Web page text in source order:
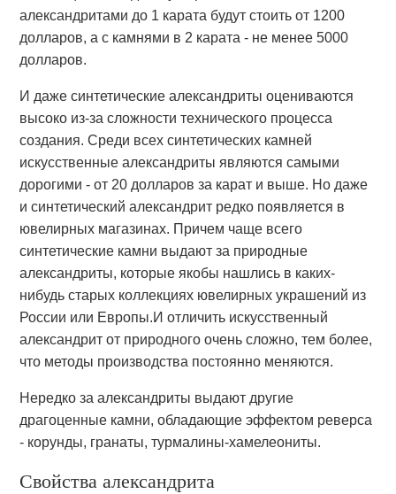
александритами до 1 карата будут стоить от 1200
долларов, а с камнями в 2 карата - не менее 5000
долларов.
И даже синтетические александриты оцениваются
высоко из-за сложности технического процесса
создания. Среди всех синтетических камней
искусственные александриты являются самыми
дорогими - от 20 долларов за карат и выше. Но даже
и синтетический александрит редко появляется в
ювелирных магазинах. Причем чаще всего
синтетические камни выдают за природные
александриты, которые якобы нашлись в каких-
нибудь старых коллекциях ювелирных украшений из
России или Европы.И отличить искусственный
александрит от природного очень сложно, тем более,
что методы производства постоянно меняются.
Нередко за александриты выдают другие
драгоценные камни, обладающие эффектом реверса
- корунды, гранаты, турмалины-хамелеониты.
Свойства александрита